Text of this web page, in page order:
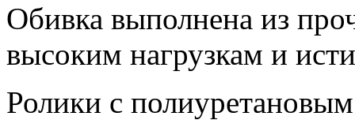
Обивка выполнена из
высоким нагрузкам и
Ролики с